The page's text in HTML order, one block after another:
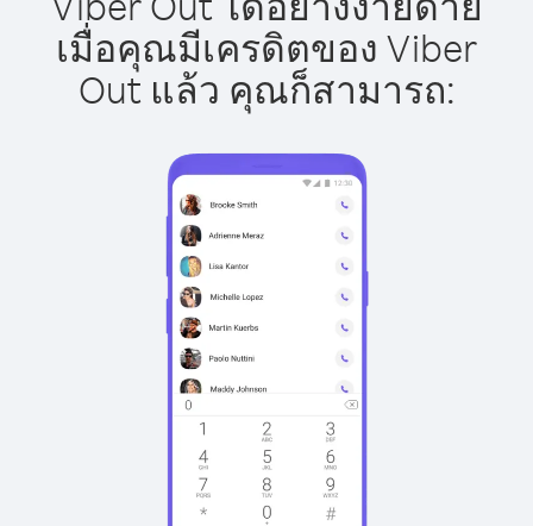
เมื่อคุณมีเครดิตของ Viber
Out แล้ว คุณก็สามารถ: